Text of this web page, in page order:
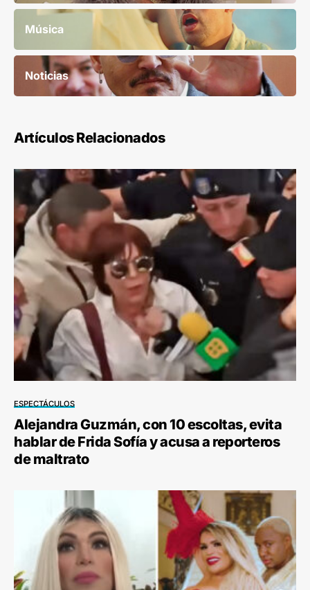
Música
Noticias
Artículos Relacionados
ESPECTÁCULOS
Alejandra Guzmán, con 10 escoltas, evita
hablar de Frida Sofía y acusa a reporteros
de maltrato